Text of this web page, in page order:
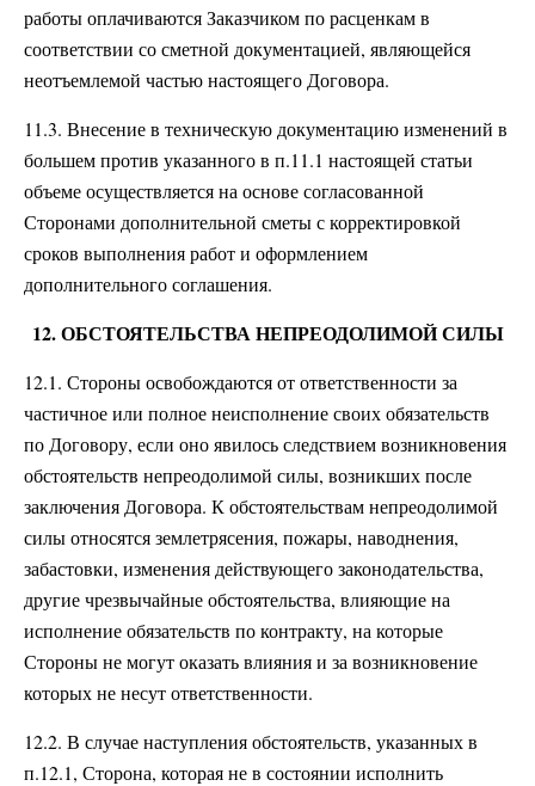
работы оплачиваются Заказчиком по расценкам в
соответствии со сметной документацией, являющейся
неотъемлемой частью настоящего Договора.
11.3. Внесение в техническую документацию изменений в
большем против указанного в п.11.1 настоящей статьи
объеме осуществляется на основе согласованной
Сторонами дополнительной сметы с корректировкой
сроков выполнения работ и оформлением
дополнительного соглашения.
12. ОБСТОЯТЕЛЬСТВА НЕПРЕОДОЛИМОЙ СИЛЫ
12.1. Стороны освобождаются от ответственности за
частичное или полное неисполнение своих обязательств
по Договору, если оно явилось следствием возникновения
обстоятельств непреодолимой силы, возникших после
заключения Договора. К обстоятельствам непреодолимой
силы относятся землетрясения, пожары, наводнения,
забастовки, изменения действующего законодательства,
другие чрезвычайные обстоятельства, влияющие на
исполнение обязательств по контракту, на которые
Стороны не могут оказать влияния и за возникновение
которых не несут ответственности.
12.2. В случае наступления обстоятельств, указанных в
п.12.1, Сторона, которая не в состоянии исполнить